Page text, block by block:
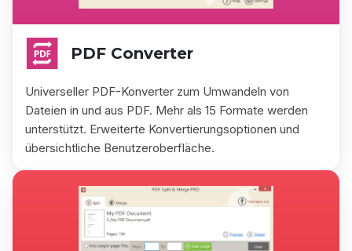
PDF Converter
Universeller PDF-Konverter zum Umwandeln von
Dateien in und aus PDF. Mehr als 15 Formate werden
unterstützt. Erweiterte Konvertierungsoptionen und
übersichtliche Benutzeroberfläche.